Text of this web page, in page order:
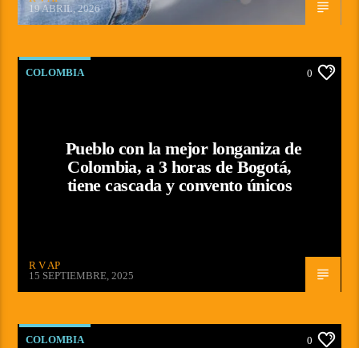
19 ABRIL, 2026
COLOMBIA 0
Pueblo con la mejor longaniza de
Colombia, a 3 horas de Bogotá,
tiene cascada y convento únicos
R V AP
15 SEPTIEMBRE, 2025
COLOMBIA 0